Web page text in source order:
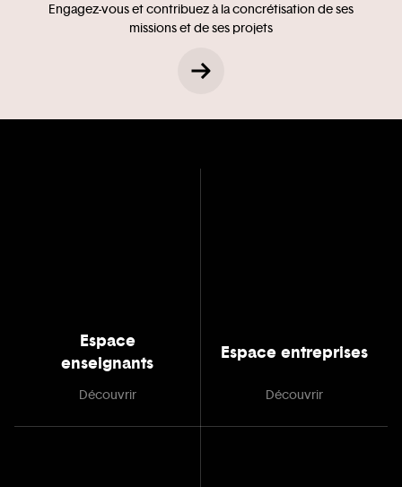
Engagez-vous et contribuez à la concrétisation de ses
missions et de ses projets
Espace
enseignants
Découvrir
Espace entreprises
Découvrir